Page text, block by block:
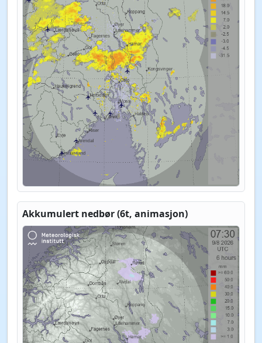
Akkumulert nedbør (6t, animasjon)